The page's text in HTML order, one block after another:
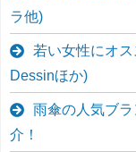
ラ他)
若い女性にオ
Dessinほか)
雨傘の人気ブ
介！